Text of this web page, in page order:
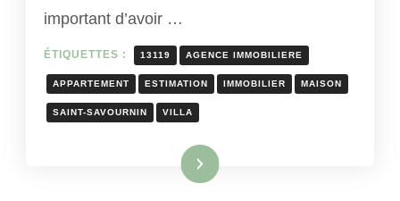
important d’avoir …
ÉTIQUETTES : 13119 AGENCE IMMOBILIERE
APPARTEMENT ESTIMATION IMMOBILIER MAISON
SAINT-SAVOURNIN VILLA
Lire la suite